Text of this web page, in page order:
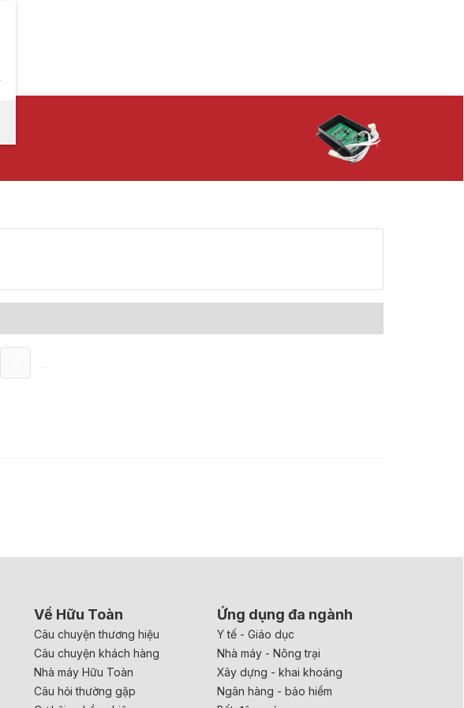
...
Về Hữu Toàn
Câu chuyện thương hiệu
Câu chuyện khách hàng
Nhà máy Hữu Toàn
Câu hỏi thường gặp
Ứng dụng đa ngành
Y tế - Giáo dục
Nhà máy - Nông trại
Xây dựng - khai khoáng
Ngân hàng - bảo hiểm